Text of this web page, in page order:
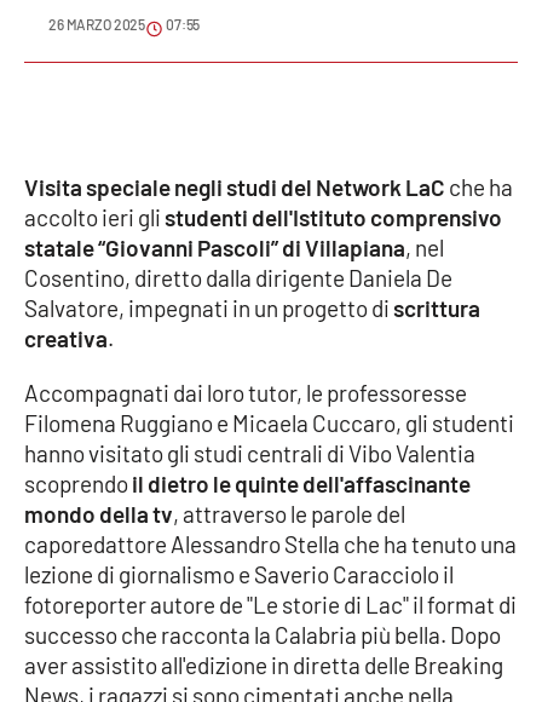
VIDEO
Ambiente
Cronaca
Economia e Lavoro
Politica
Sanità
Società
Sport
26 MARZO 2025 07:55
Visita speciale negli studi del Network LaC che ha
accolto ieri glistudenti dell'Istituto comprensivo
statale “Giovanni Pascoli” di Villapiana, nel
Cosentino, diretto dalla dirigente Daniela De
Salvatore, impegnati in un progetto discrittura
creativa.
Accompagnati dai loro tutor, le professoresse
Filomena Ruggiano e Micaela Cuccaro, gli studenti
hanno visitato gli studi centrali di Vibo Valentia
scoprendoil dietro le quinte dell'affascinante
mondo della tv, attraverso le parole del
caporedattore Alessandro Stella che ha tenuto una
lezione di giornalismo e Saverio Caracciolo il
fotoreporter autore de "Le storie di Lac" il format di
successo che racconta la Calabria più bella. Dopo
aver assistito all'edizione in diretta delle Breaking
News, i ragazzi si sono cimentati anche nella